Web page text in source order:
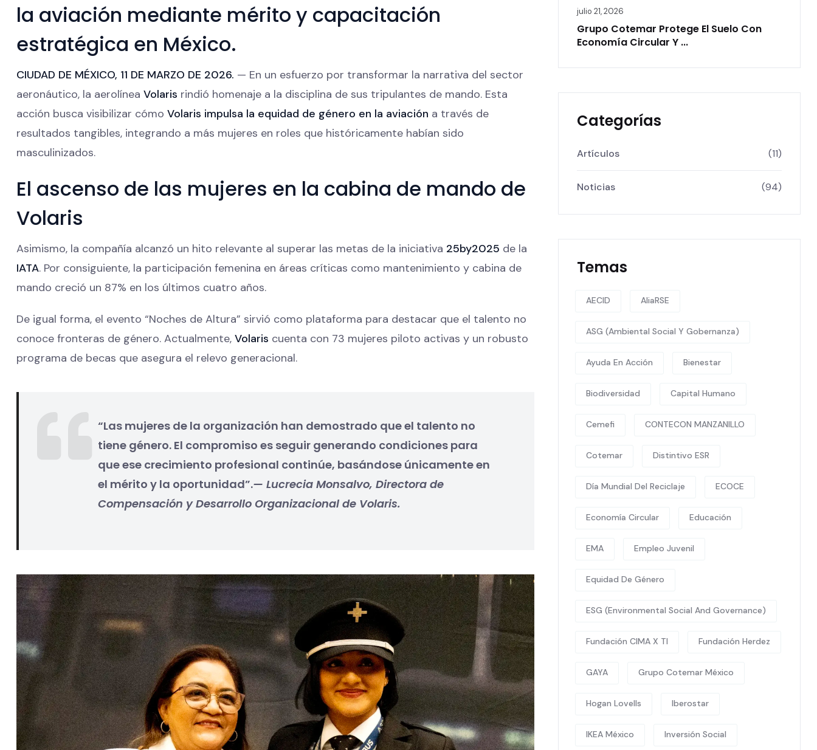
la aviación mediante mérito y capacitación
estratégica en México.
CIUDAD DE MÉXICO, 11 DE MARZO DE 2026. — En un esfuerzo por transformar la narrativa del sector
aeronáutico, la aerolínea Volaris rindió homenaje a la disciplina de sus tripulantes de mando. Esta
acción busca visibilizar cómo Volaris impulsa la equidad de género en la aviación a través de
resultados tangibles, integrando a más mujeres en roles que históricamente habían sido
masculinizados.
El ascenso de las mujeres en la cabina de mando de
Volaris
Asimismo, la compañía alcanzó un hito relevante al superar las metas de la iniciativa 25by2025 de la
IATA. Por consiguiente, la participación femenina en áreas críticas como mantenimiento y cabina de
mando creció un 87% en los últimos cuatro años.
De igual forma, el evento “Noches de Altura” sirvió como plataforma para destacar que el talento no
conoce fronteras de género. Actualmente, Volaris cuenta con 73 mujeres piloto activas y un robusto
programa de becas que asegura el relevo generacional.
“Las mujeres de la organización han demostrado que el talento no
tiene género. El compromiso es seguir generando condiciones para
que ese crecimiento profesional continúe, basándose únicamente en
el mérito y la oportunidad”.— Lucrecia Monsalvo, Directora de
Compensación y Desarrollo Organizacional de Volaris.
julio 21, 2026
Grupo Cotemar Protege El Suelo Con
Economía Circular Y ...
Categorías
Artículos (11)
Noticias (94)
Temas
AECID AliaRSE
ASG (Ambiental Social Y Gobernanza)
Ayuda En Acción Bienestar
Biodiversidad Capital Humano
Cemefi CONTECON MANZANILLO
Cotemar Distintivo ESR
Día Mundial Del Reciclaje ECOCE
Economía Circular Educación
EMA Empleo Juvenil
Equidad De Género
ESG (Environmental Social And Governance)
Fundación CIMA X TI Fundación Herdez
GAYA Grupo Cotemar México
Hogan Lovells Iberostar
IKEA México Inversión Social